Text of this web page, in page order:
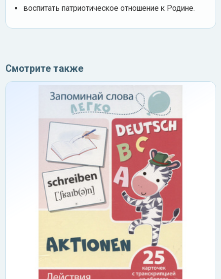
воспитать патриотическое отношение к Родине.
Смотрите также